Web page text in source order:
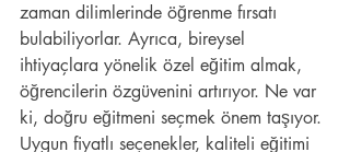
zaman dilimlerinde öğrenme fırsatı
bulabiliyorlar. Ayrıca, bireysel
ihtiyaçlara yönelik özel eğitim almak,
öğrencilerin özgüvenini artırıyor. Ne var
ki, doğru eğitmeni seçmek önem taşıyor.
Uygun fiyatlı seçenekler, kaliteli eğitimi